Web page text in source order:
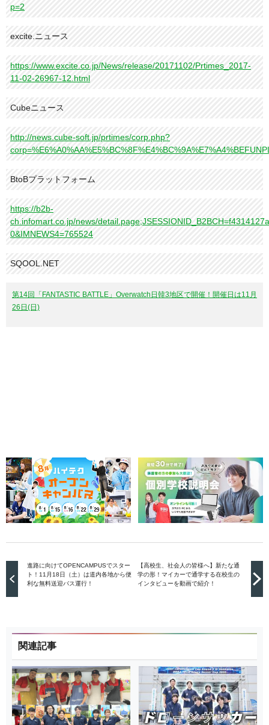
p=2
excite.ニュース
https://www.excite.co.jp/News/release/20171102/Prtimes_2017-
11-02-26967-12.html
Cubeニュース
http://news.cube-soft.jp/prtimes/corp.php?
BtoBプラットフォーム
https://b2b-
ch.infomart.co.jp/news/
0&IMNEWS4=765524
SQOOL.NET
第14回「FANTASTIC BATTLE」Overwatch日韓3地区で開催！開催日は11月
26日(日)
進路に向けてOPENCAMPUSでスター
ト！11月18日（土）は道内各地から便
利な無料送迎バス運行！
【高校生、社会人の皆様へ】新たな通
学の形！マイカーで通学する在校生の
インタビューを動画で紹介！
関連記事